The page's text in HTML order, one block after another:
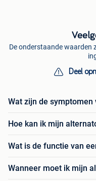
De onderstaande waarden
Deel
Wat zijn de
Hoe kan ik mijn
Wat is de functie van
Wanneer moet ik mijn